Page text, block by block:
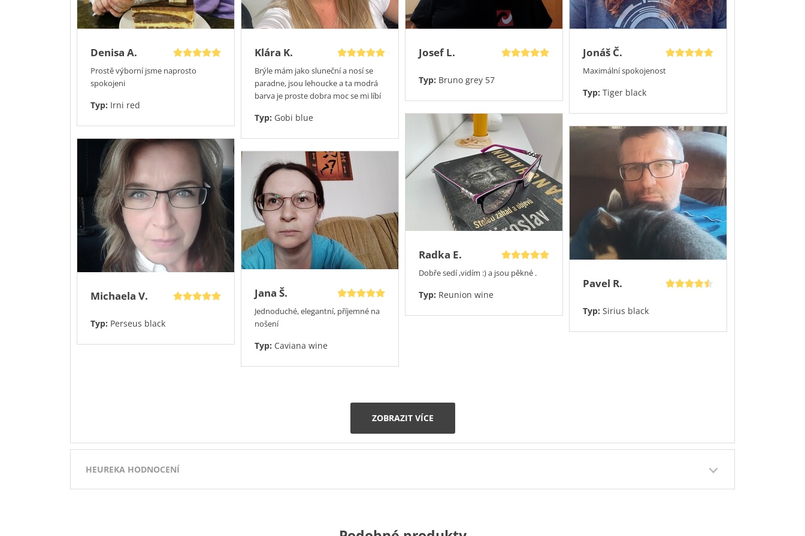
Denisa A.
Prostě výborní jsme naprosto
spokojeni
Typ: Irni red
Klára K.
Brýle mám jako sluneční a nosí se
paradne, jsou lehoucke a ta modrá
barva je proste dobra moc se mi líbí
Typ: Gobi blue
Josef L.
Typ: Bruno grey 57
Jonáš Č.
Maximální spokojenost
Typ: Tiger black
Michaela V.
Typ: Perseus black
Jana Š.
Jednoduché, elegantní, příjemné na
nošení
Typ: Caviana wine
Radka E.
Dobře sedí ,vidím :) a jsou pěkné .
Typ: Reunion wine
Pavel R.
Typ: Sirius black
ZOBRAZIT VÍCE
HEUREKA HODNOCENÍ
Přidáno 27.7.2026